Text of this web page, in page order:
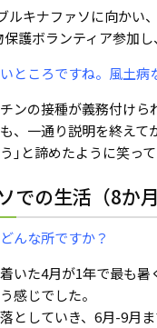
ルキナファソに向かい
護ボランティア参加し
ところですね。風土病
ンの接種が義務付け
、一通り説明を終え
｣と諦めたように笑って
での生活（8か月
んな所ですか？
いた4月が1年で最も
感じでした。
としていき、6月-9月